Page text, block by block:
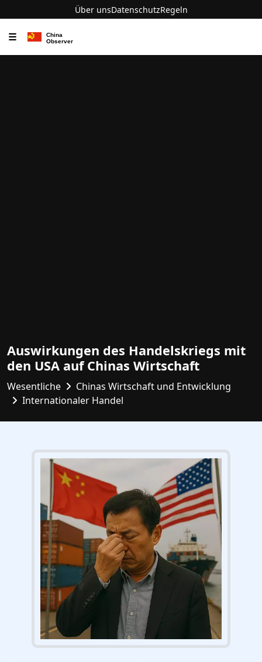
Über unsDatenschutzRegeln
☰
Auswirkungen des Handelskriegs mit
den USA auf Chinas Wirtschaft
Wesentliche
Chinas Wirtschaft und Entwicklung
Internationaler Handel